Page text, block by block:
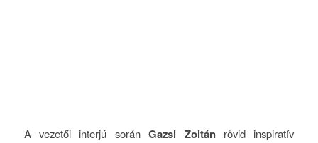
A vezetői interjú soránGazsi Zoltán rövid inspiratív